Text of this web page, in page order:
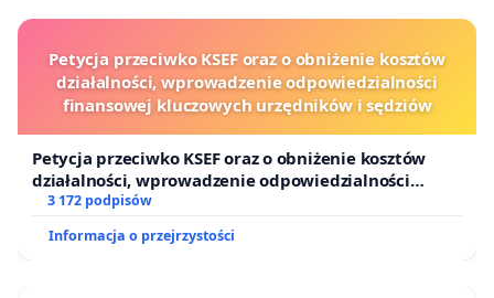
Petycja przeciwko KSEF oraz o obniżenie kosztów
działalności, wprowadzenie odpowiedzialności
finansowej kluczowych urzędników i sędziów
Petycja przeciwko KSEF oraz o obniżenie kosztów
działalności, wprowadzenie odpowiedzialności
finansowej kluczowych urzędników i sędziów
3 172 podpisów
Informacja o przejrzystości